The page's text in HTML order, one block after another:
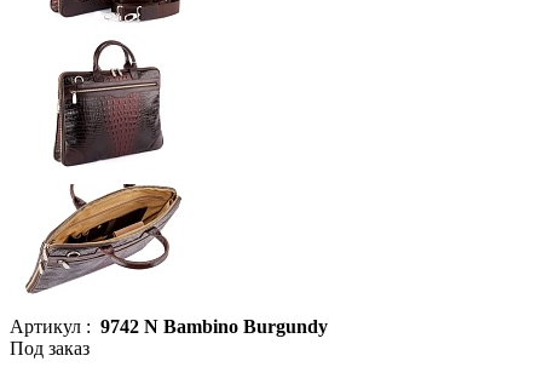
Артикул : 9742 N Bambino Burgundy
Под заказ